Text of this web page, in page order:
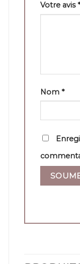
Votre avis*
Nom *